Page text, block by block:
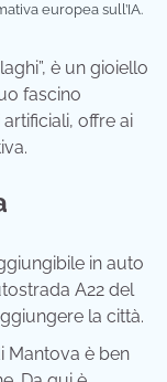
europea sull’IA.
è un gioiello
fascino
offre ai
in auto
A22 del
la città.
Mantova è ben